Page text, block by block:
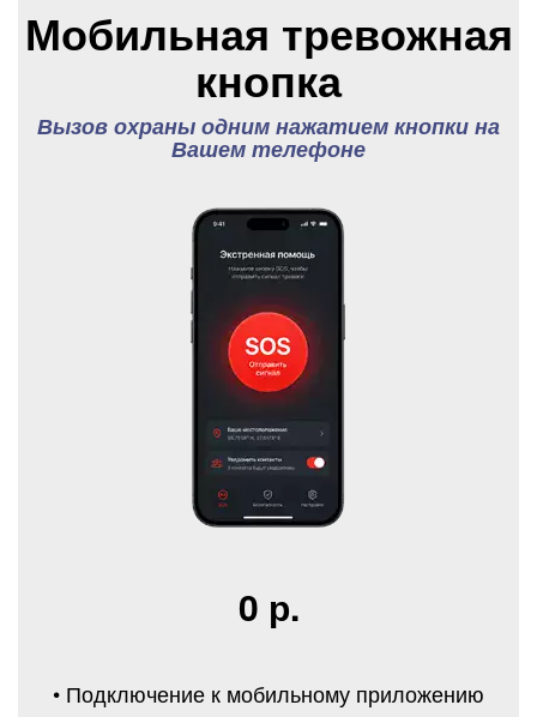
Мобильная тревожная
кнопка
Вызов охраны одним нажатием кнопки на
Вашем телефоне
0 р.
• Подключение к мобильному приложению